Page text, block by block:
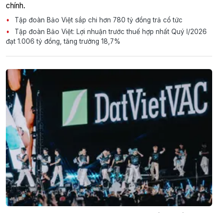
chính.
Tập đoàn Bảo Việt sắp chi hơn 780 tỷ đồng trả cổ tức
Tập đoàn Bảo Việt: Lợi nhuận trước thuế hợp nhất Quý I/2026
đạt 1.006 tỷ đồng, tăng trưởng 18,7%